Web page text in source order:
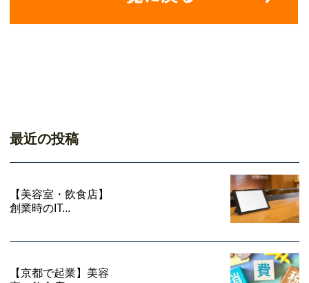
最近の投稿
【美容室・飲食店】
創業時のIT...
【京都で起業】美容